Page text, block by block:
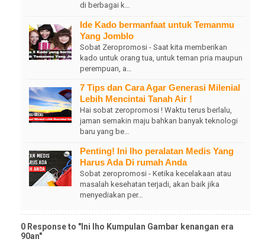
di berbagai k…
Ide Kado bermanfaat untuk Temanmu
Yang Jomblo
Sobat Zeropromosi - Saat kita memberikan
kado untuk orang tua, untuk teman pria maupun
perempuan, a…
7 Tips dan Cara Agar Generasi Milenial
Lebih Mencintai Tanah Air !
Hai sobat zeropromosi ! Waktu terus berlalu,
jaman semakin maju bahkan banyak teknologi
baru yang be…
Penting! Ini lho peralatan Medis Yang
Harus Ada Di rumah Anda
Sobat zeropromosi - Ketika kecelakaan atau
masalah kesehatan terjadi, akan baik jika
menyediakan per…
0 Response to "Ini lho Kumpulan Gambar kenangan era
90an"